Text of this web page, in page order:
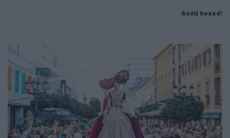
Szólj hozzá!